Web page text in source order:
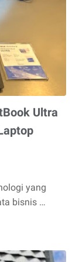
Ultra
yang
bisnis …